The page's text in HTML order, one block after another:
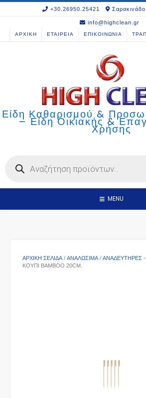
+30.26950.25421
info@highclean.gr
ΑΡΧΙΚΗ ΕΤΑΙΡΕΙΑ ΕΠΙΚΟΙΝΩΝΙΑ
Είδη Καθαρισμού &
– Είδη Οικιακής &
Χρήσης
search
MENU
ΑΡΧΙΚΉ ΣΕΛΊΔΑ / ΑΝΑΛΩΣΙΜΑ / ΑΝΑΔΕΥΤΉΡΕΣ -
ΚΟΥΠΊ ΒAMBOO 20CM.